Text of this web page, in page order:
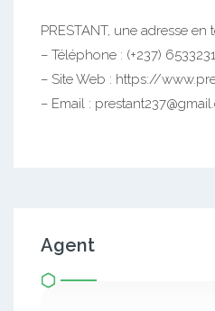
PRESTANT, une adresse en
– Téléphone : (+237)
– Site Web : https://
– Email :
Agent